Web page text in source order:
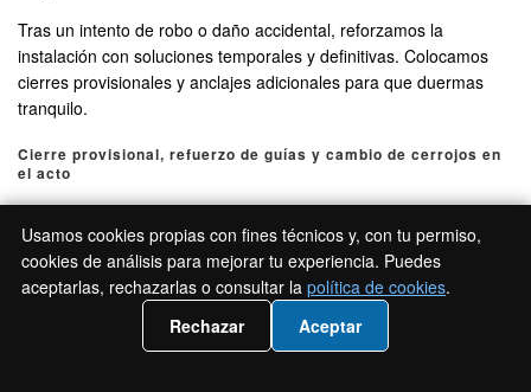
Tras un intento de robo o daño accidental, reforzamos la
instalación con soluciones temporales y definitivas. Colocamos
cierres provisionales y anclajes adicionales para que duermas
tranquilo.
Cierre provisional, refuerzo de guías y cambio de cerrojos en
el acto
interiores y reemplazamos lamas críticas. Si el bombín está
comprometido, lo cambiamos por un antibumping con tarjeta de
propiedad.
Cobertura por barrios y polígonos de
📲 Llámanos 936943024
Usamos cookies propias con fines técnicos y, con tu permiso,
cookies de análisis para mejorar tu experiencia. Puedes
aceptarlas, rechazarlas o consultar la política de cookies.
Rechazar
Aceptar